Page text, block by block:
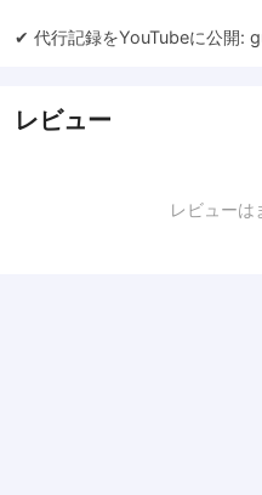
✔ 代行記録をYouTubeに公開:
レビュー
レビューは